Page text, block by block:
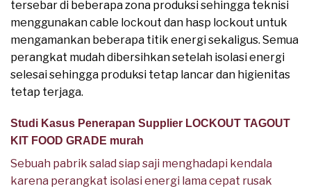
tersebar di beberapa zona produksi sehingga teknisi
menggunakan cable lockout dan hasp lockout untuk
mengamankan beberapa titik energi sekaligus. Semua
perangkat mudah dibersihkan setelah isolasi energi
selesai sehingga produksi tetap lancar dan higienitas
tetap terjaga.
Studi Kasus Penerapan Supplier LOCKOUT TAGOUT
KIT FOOD GRADE murah
Sebuah pabrik salad siap saji menghadapi kendala
karena perangkat isolasi energi lama cepat rusak